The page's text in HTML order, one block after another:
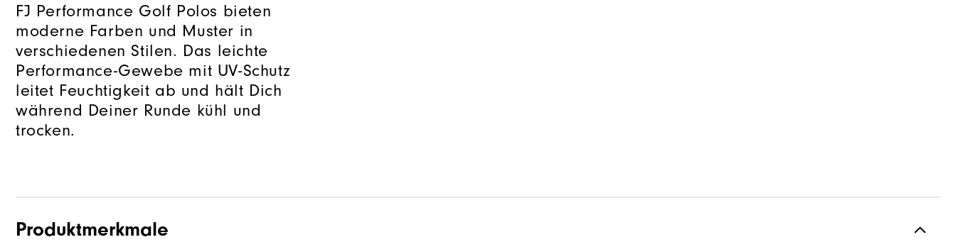
FJ Performance Golf Polos bieten
moderne Farben und Muster in
verschiedenen Stilen. Das leichte
Performance-Gewebe mit UV-Schutz
leitet Feuchtigkeit ab und hält Dich
während Deiner Runde kühl und
trocken.
Produktmerkmale